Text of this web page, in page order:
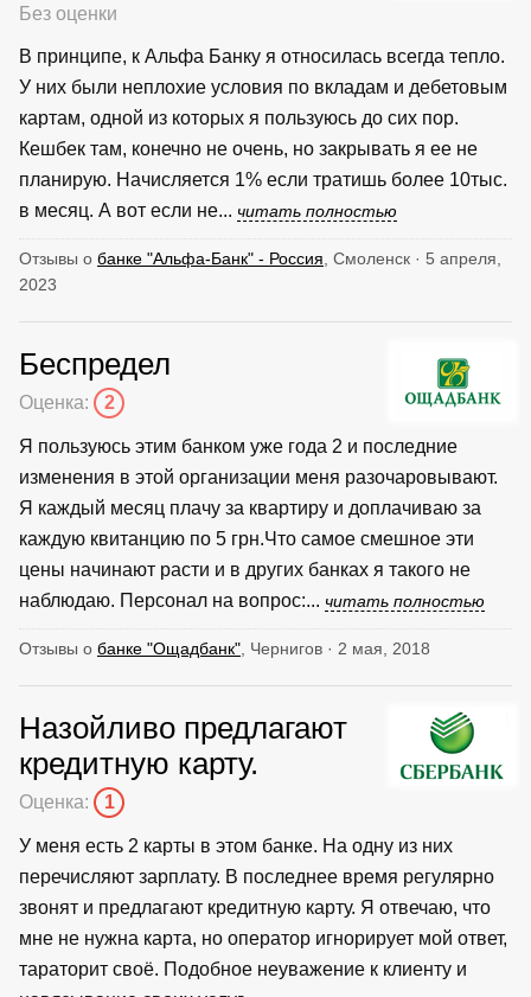
Без оценки
В принципе, к Альфа Банку я относилась всегда тепло.
У них были неплохие условия по вкладам и дебетовым
картам, одной из которых я пользуюсь до сих пор.
Кешбек там, конечно не очень, но закрывать я ее не
планирую. Начисляется 1% если тратишь более 10тыс.
в месяц. А вот если не... читать полностью
Отзывы о банке "Альфа-Банк" - Россия , Смоленск · 5 апреля,
2023
Беспредел
Оценка: 2
Я пользуюсь этим банком уже года 2 и последние
изменения в этой организации меня разочаровывают.
Я каждый месяц плачу за квартиру и доплачиваю за
каждую квитанцию по 5 грн.Что самое смешное эти
цены начинают расти и в других банках я такого не
наблюдаю. Персонал на вопрос:... читать полностью
Отзывы о банке "Ощадбанк" , Чернигов · 2 мая, 2018
Назойливо предлагают
кредитную карту.
Оценка: 1
У меня есть 2 карты в этом банке. На одну из них
перечисляют зарплату. В последнее время регулярно
звонят и предлагают кредитную карту. Я отвечаю, что
мне не нужна карта, но оператор игнорирует мой ответ,
тараторит своё. Подобное неуважение к клиенту и